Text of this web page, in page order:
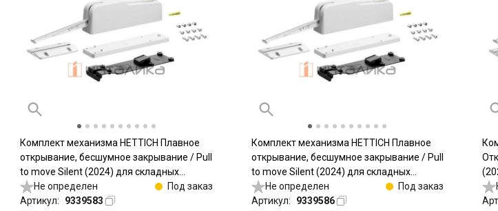
Комплект механизма HETTICH Плавное
открывание, бесшумное закрывание / Pull
to move Silent (2024) для складных
дверей, легкий / Light, белый
Не определен
Под заказ
Артикул:
9339583
Комплект механизма HETTICH Плавное
открывание, бесшумное закрывание / Pull
to move Silent (2024) для складных
дверей, тяжелый / Heavy, белый
Не определен
Под заказ
Артикул:
9339586